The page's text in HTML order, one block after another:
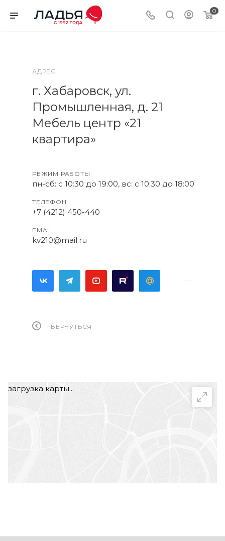
0
АДРЕС
г. Хабаровск, ул.
Промышленная, д. 21
Мебель центр «21
квартира»
РЕЖИМ РАБОТЫ
пн-сб: с 10:30 до 19:00, вс: с 10:30 до 18:00
ТЕЛЕФОН
+7 (4212) 450-440
EMAIL
kv210@mail.ru
ВЕРНУТЬСЯ
загрузка карты...